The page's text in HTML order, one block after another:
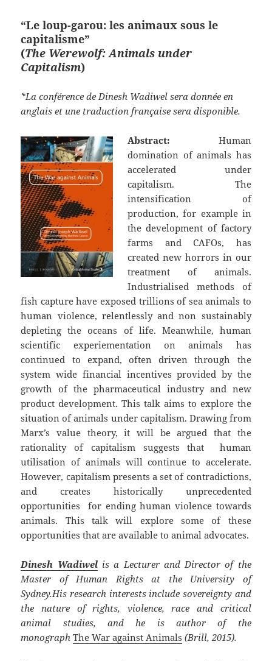
“Le loup-garou: les animaux sous le
capitalisme”
(The Werewolf: Animals under
Capitalism)
*La conférence de Dinesh Wadiwel sera donnée en
anglais et une traduction française sera disponible.
Abstract: Human
domination of animals has
accelerated under
capitalism. The
intensification of
production, for example in
the development of factory
farms and CAFOs, has
created new horrors in our
treatment of animals.
Industrialised methods of
fish capture have exposed trillions of sea animals to
human violence, relentlessly and non sustainably
depleting the oceans of life. Meanwhile, human
scientific experiementation on animals has
continued to expand, often driven through the
system wide financial incentives provided by the
growth of the pharmaceutical industry and new
product development. This talk aims to explore the
situation of animals under capitalism. Drawing from
Marx’s value theory, it will be argued that the
rationality of capitalism suggests that human
utilisation of animals will continue to accelerate.
However, capitalism presents a set of contradictions,
and creates historically unprecedented
opportunities for ending human violence towards
animals. This talk will explore some of these
opportunities that are available to animal advocates.
Dinesh Wadiwelis a Lecturer and Director of the
Master of Human Rights at the University of
Sydney.His research interests include sovereignty and
the nature of rights, violence, race and critical
animal studies, and he is author of the
monographThe War against Animals (Brill, 2015).